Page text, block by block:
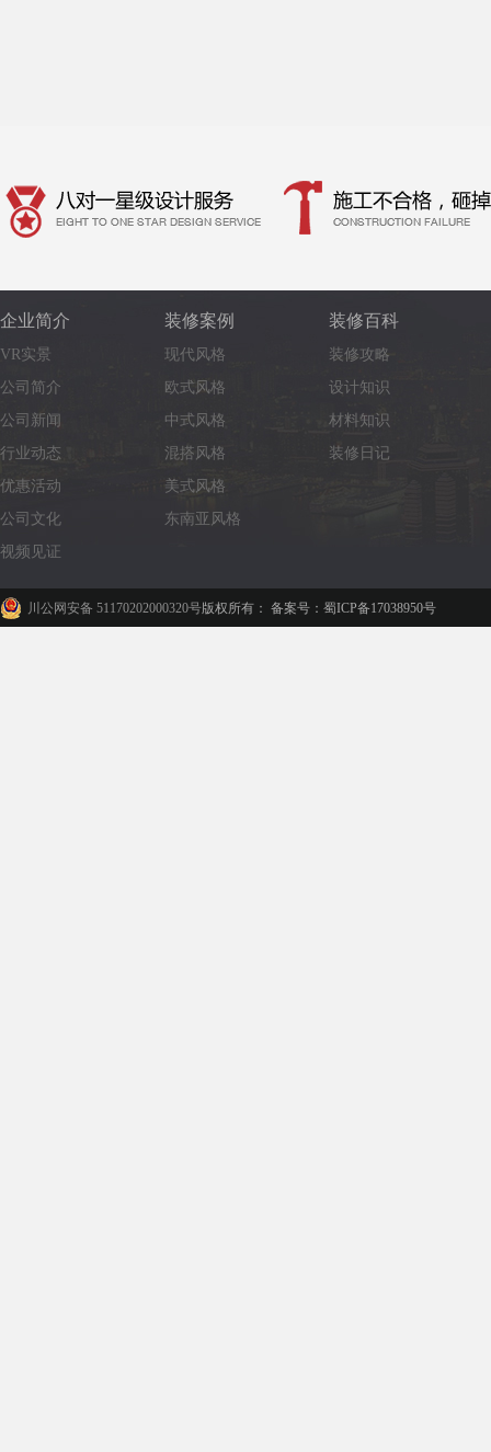
企业简介
VR实景
公司简介
公司新闻
行业动态
优惠活动
公司文化
视频见证
装修案例
现代风格
欧式风格
中式风格
混搭风格
美式风格
东南亚风格
装修百科
装修攻略
设计知识
材料知识
装修日记
川公网安备 51170202000320号版权所有： 备案号：蜀ICP备17038950号